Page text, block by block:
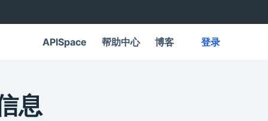
APISpace 帮助中心 博客 登录
息